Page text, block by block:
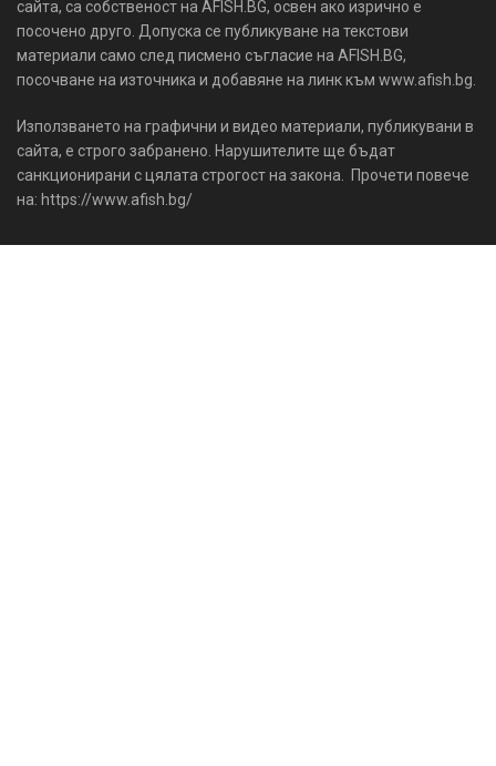
сайта, са собственост на AFISH.BG, освен ако изрично е
посочено друго. Допуска се публикуване на текстови
материали само след писмено съгласие на AFISH.BG,
посочване на източника и добавяне на линк към www.afish.bg.
Използването на графични и видео материали, публикувани в
сайта, е строго забранено. Нарушителите ще бъдат
санкционирани с цялата строгост на закона. Прочети повече
на: https://www.afish.bg/